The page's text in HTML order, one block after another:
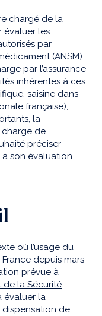
chargé de la
évaluer les
par
(ANSM)
par l’assurance
inhérentes à ces
saisine dans
française),
la
charge de
préciser
à son évaluation
où l’usage du
depuis mars
prévue à
de la Sécurité
évaluer la
de